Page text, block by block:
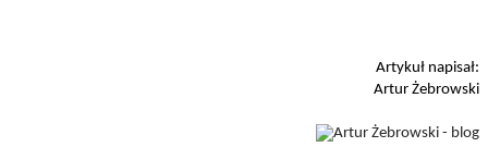
Artykuł napisał:
Artur Żebrowski